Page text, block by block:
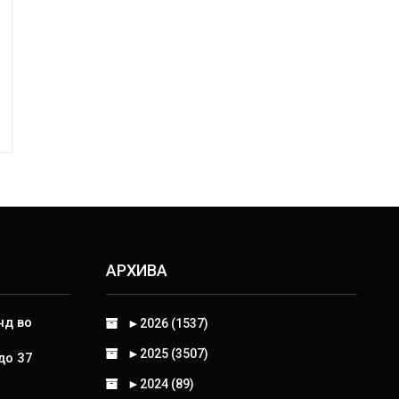
во
37
АРХИВА
► 2026 (1537)
► 2025 (3507)
► 2024 (89)